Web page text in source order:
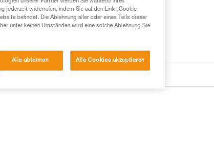
unserer Partner werden Sie während Ihres
jederzeit widerrufen, indem Sie auf den Link „Cookie-
befindet. Die Ablehnung aller oder eines Teils dieser
unter keinen Umständen wird eine solche Ablehnung Sie
Alle ablehnen Alle Cookies akzeptieren